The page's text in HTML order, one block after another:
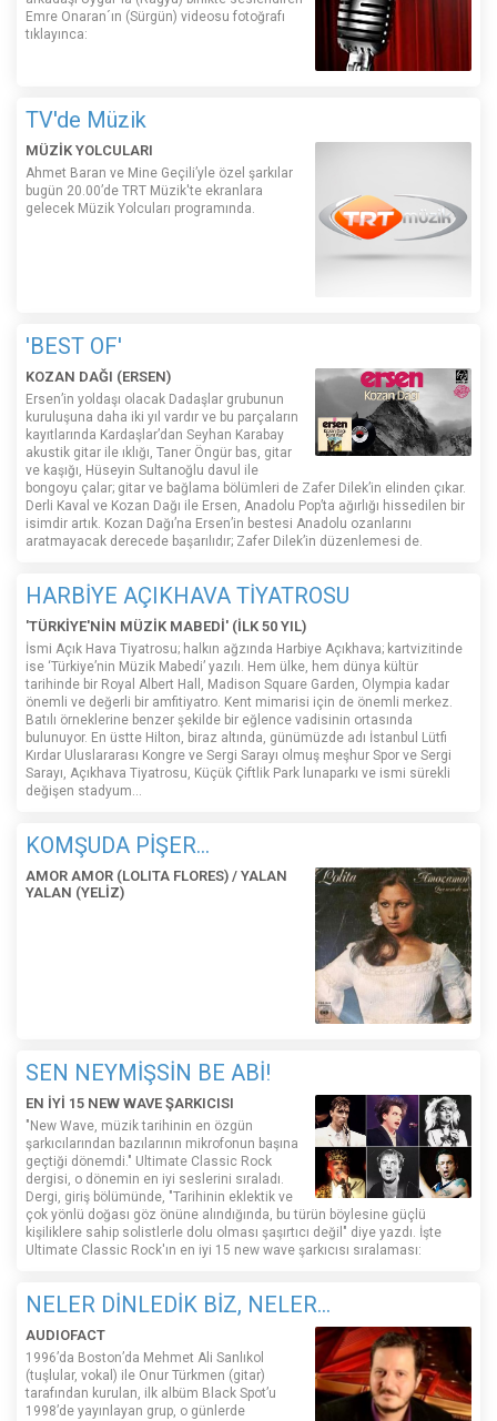
Emre Onaran´ın (Sürgün) videosu fotoğrafı
tıklayınca:
TV'de Müzik
MÜZİK YOLCULARI
Ahmet Baran ve Mine Geçili’yle özel şarkılar
bugün 20.00’de TRT Müzik'te ekranlara
gelecek Müzik Yolcuları programında.
'BEST OF'
KOZAN DAĞI (ERSEN)
Ersen’in yoldaşı olacak Dadaşlar grubunun
kuruluşuna daha iki yıl vardır ve bu parçaların
kayıtlarında Kardaşlar’dan Seyhan Karabay
akustik gitar ile ıklığı, Taner Öngür bas, gitar
ve kaşığı, Hüseyin Sultanoğlu davul ile
bongoyu çalar; gitar ve bağlama bölümleri de Zafer Dilek’in elinden çıkar.
Derli Kaval ve Kozan Dağı ile Ersen, Anadolu Pop’ta ağırlığı hissedilen bir
isimdir artık. Kozan Dağı’na Ersen’in bestesi Anadolu ozanlarını
aratmayacak derecede başarılıdır; Zafer Dilek’in düzenlemesi de.
HARBİYE AÇIKHAVA TİYATROSU
'TÜRKİYE'NİN MÜZİK MABEDİ' (İLK 50 YIL)
İsmi Açık Hava Tiyatrosu; halkın ağzında Harbiye Açıkhava; kartvizitinde
ise ‘Türkiye’nin Müzik Mabedi’ yazılı. Hem ülke, hem dünya kültür
tarihinde bir Royal Albert Hall, Madison Square Garden, Olympia kadar
önemli ve değerli bir amfitiyatro. Kent mimarisi için de önemli merkez.
Batılı örneklerine benzer şekilde bir eğlence vadisinin ortasında
bulunuyor. En üstte Hilton, biraz altında, günümüzde adı İstanbul Lütfi
Kırdar Uluslararası Kongre ve Sergi Sarayı olmuş meşhur Spor ve Sergi
Sarayı, Açıkhava Tiyatrosu, Küçük Çiftlik Park lunaparkı ve ismi sürekli
değişen stadyum…
KOMŞUDA PİŞER...
AMOR AMOR (LOLITA FLORES) / YALAN
YALAN (YELİZ)
SEN NEYMİŞSİN BE ABİ!
EN İYİ 15 NEW WAVE ŞARKICISI
"New Wave, müzik tarihinin en özgün
şarkıcılarından bazılarının mikrofonun başına
geçtiği dönemdi." Ultimate Classic Rock
dergisi, o dönemin en iyi seslerini sıraladı.
Dergi, giriş bölümünde, "Tarihinin eklektik ve
çok yönlü doğası göz önüne alındığında, bu türün böylesine güçlü
kişiliklere sahip solistlerle dolu olması şaşırtıcı değil" diye yazdı. İşte
Ultimate Classic Rock'ın en iyi 15 new wave şarkıcısı sıralaması:
NELER DİNLEDİK BİZ, NELER...
AUDIOFACT
1996’da Boston’da Mehmet Ali Sanlıkol
(tuşlular, vokal) ile Onur Türkmen (gitar)
tarafından kurulan, ilk albüm Black Spot’u
1998’de yayınlayan grup, o günlerde